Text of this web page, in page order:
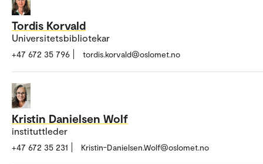
Tordis Korvald
Universitetsbibliotekar
+47 672 35 796 tordis.korvald@oslomet.no
Kristin Danielsen Wolf
instituttleder
+47 672 35 231 Kristin-Danielsen.Wolf@oslomet.no